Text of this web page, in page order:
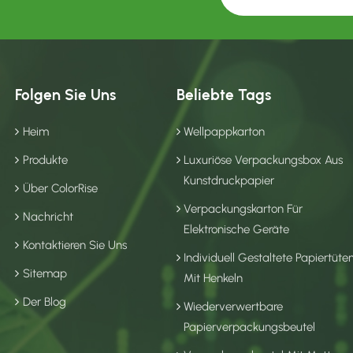
Folgen Sie Uns
Heim
Produkte
Über ColorRise
Nachricht
Kontaktieren Sie Uns
Sitemap
Der Blog
Beliebte Tags
Wellpappkarton
Luxuriöse Verpackungsbox Aus
Kunstdruckpapier
Verpackungskarton Für
Elektronische Geräte
Individuell Gestaltete
Mit Henkeln
Wiederverwertbare
Papierverpackungsbeutel